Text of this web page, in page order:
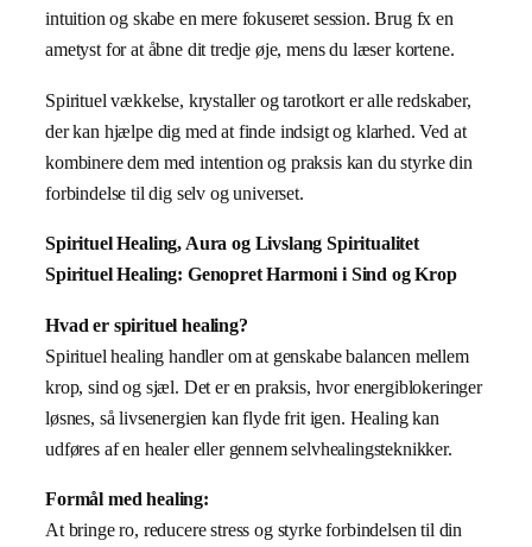
intuition og skabe en mere fokuseret session. Brug fx en
ametyst for at åbne dit tredje øje, mens du læser kortene.
Spirituel vækkelse, krystaller og tarotkort er alle redskaber,
der kan hjælpe dig med at finde indsigt og klarhed. Ved at
kombinere dem med intention og praksis kan du styrke din
forbindelse til dig selv og universet.
Spirituel Healing, Aura og Livslang Spiritualitet
Spirituel Healing: Genopret Harmoni i Sind og Krop
Hvad er spirituel healing?
Spirituel healing handler om at genskabe balancen mellem
krop, sind og sjæl. Det er en praksis, hvor energiblokeringer
løsnes, så livsenergien kan flyde frit igen. Healing kan
udføres af en healer eller gennem selvhealingsteknikker.
Formål med healing:
At bringe ro, reducere stress og styrke forbindelsen til din